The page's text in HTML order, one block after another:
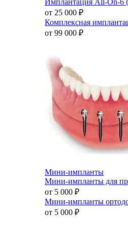
Имплантация All-On-6
от 25 000 ₽
Комплексная
от 99 000 ₽
Мини-импланты
Мини-импланты для
от 5 000 ₽
Мини-импланты
от 5 000 ₽